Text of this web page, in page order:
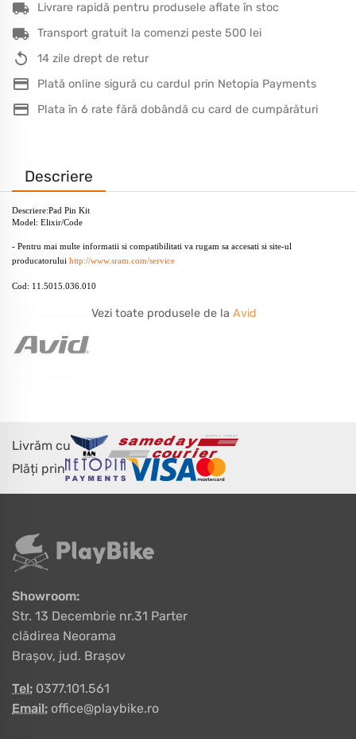
Livrare rapidă pentru produsele aflate în stoc
Transport gratuit la comenzi peste 500 lei
14 zile drept de retur
Plată online sigură cu cardul prin Netopia Payments
Plata în 6 rate fără dobândă cu card de cumpărături
Descriere
Descriere:Pad Pin Kit
Model: Elixir/Code
- Pentru mai multe informatii si compatibilitati va rugam sa accesati si site-ul
producatorului http://www.sram.com/service
Cod: 11.5015.036.010
Vezi toate produsele de la Avid
Livrăm cu
Plăți prin
Showroom:
Str. 13 Decembrie nr.31 Parter
clădirea Neorama
Brașov, jud. Brașov
Tel: 0377.101.561
Email: office@playbike.ro